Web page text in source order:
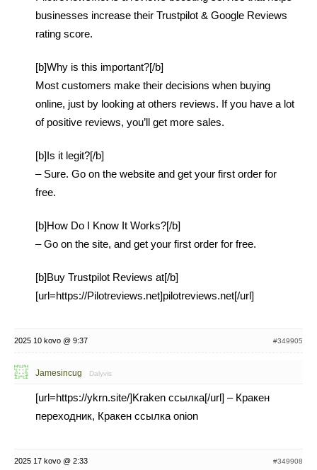
businesses increase their Trustpilot & Google Reviews
rating score.
[b]Why is this important?[/b]
Most customers make their decisions when buying
online, just by looking at others reviews. If you have a lot
of positive reviews, you’ll get more sales.
[b]Is it legit?[/b]
– Sure. Go on the website and get your first order for
free.
[b]How Do I Know It Works?[/b]
– Go on the site, and get your first order for free.
[b]Buy Trustpilot Reviews at[/b]
[url=https://Pilotreviews.net]pilotreviews.net[/url]
2025 10 kovo @ 9:37 #349905
Jamesincug Dalyvis
[url=https://ykrn.site/]Kraken ссылка[/url] – Кракен
переходник, Кракен ссылка onion
2025 17 kovo @ 2:33 #349908